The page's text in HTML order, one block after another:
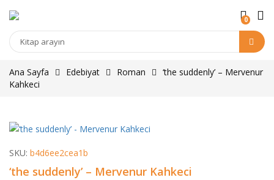
0
Kitap
Ana Sayfa
Edebiyat Roman
‘the suddenly’ – Mervenur
Kahkeci
SKU: b4d6ee2cea1b
‘the suddenly’ – Mervenur Kahkeci